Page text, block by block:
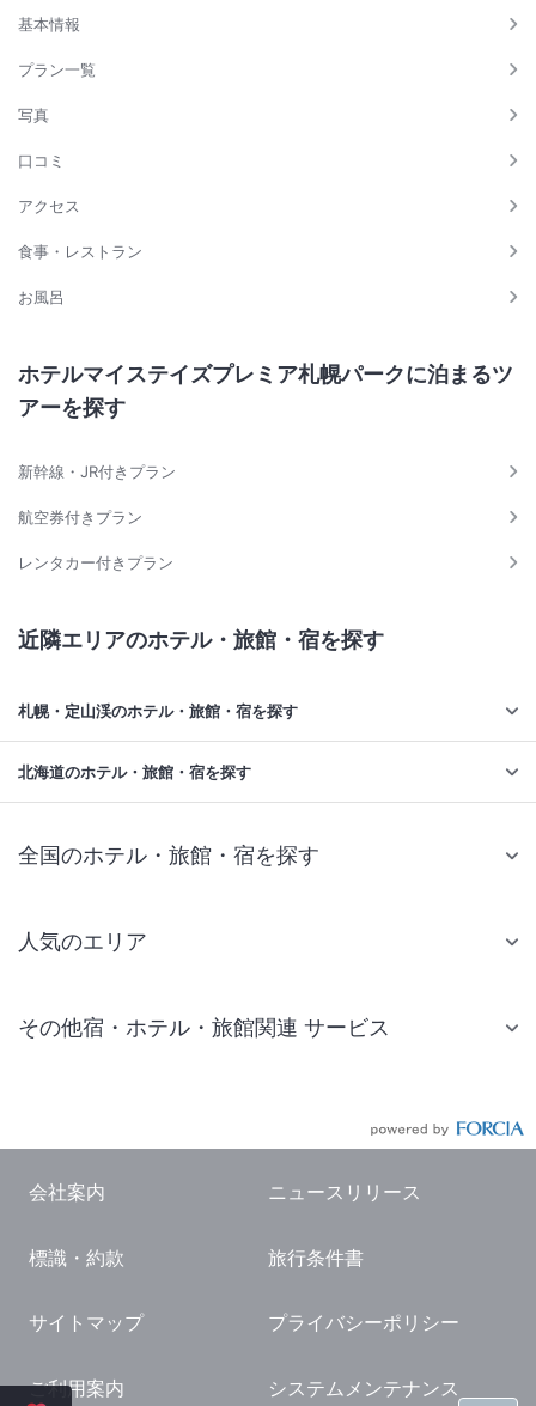
基本情報
プラン一覧
写真
口コミ
アクセス
食事・レストラン
お風呂
ホテルマイステイズプレミア札幌パークに泊まるツ
アーを探す
新幹線・JR付きプラン
航空券付きプラン
レンタカー付きプラン
近隣エリアのホテル・旅館・宿を探す
札幌・定山渓のホテル・旅館・宿を探す
北海道のホテル・旅館・宿を探す
全国のホテル・旅館・宿を探す
人気のエリア
仙台 ホテル
東京ドーム ホテル
横浜 ホテル
熱海 ホテル
その他宿・ホテル・旅館関連 サービス
国内観光ガイド
旅行・観光情報
会社案内 ニュースリリース
標識・約款 旅行条件書
サイトマップ プライバシーポリシー
ご利用案内 システムメンテナンス